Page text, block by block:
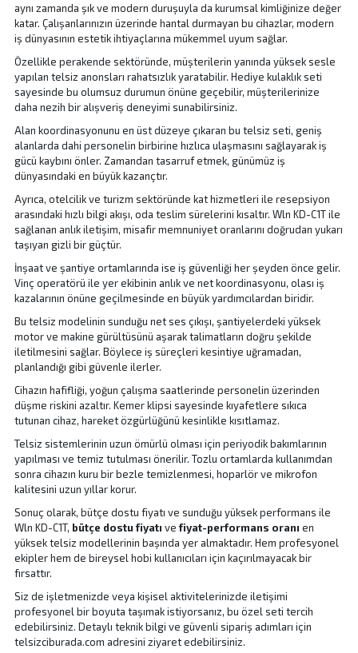
aynı zamanda şık ve modern duruşuyla da kurumsal kimliğinize değer
katar. Çalışanlarınızın üzerinde hantal durmayan bu cihazlar, modern
iş dünyasının estetik ihtiyaçlarına mükemmel uyum sağlar.
Özellikle perakende sektöründe, müşterilerin yanında yüksek sesle
yapılan telsiz anonsları rahatsızlık yaratabilir. Hediye kulaklık seti
sayesinde bu olumsuz durumun önüne geçebilir, müşterilerinize
daha nezih bir alışveriş deneyimi sunabilirsiniz.
Alan koordinasyonunu en üst düzeye çıkaran bu telsiz seti, geniş
alanlarda dahi personelin birbirine hızlıca ulaşmasını sağlayarak iş
gücü kaybını önler. Zamandan tasarruf etmek, günümüz iş
dünyasındaki en büyük kazançtır.
Ayrıca, otelcilik ve turizm sektöründe kat hizmetleri ile resepsiyon
arasındaki hızlı bilgi akışı, oda teslim sürelerini kısaltır. Wln KD-C1T ile
sağlanan anlık iletişim, misafir memnuniyet oranlarını doğrudan yukarı
taşıyan gizli bir güçtür.
İnşaat ve şantiye ortamlarında ise iş güvenliği her şeyden önce gelir.
Vinç operatörü ile yer ekibinin anlık ve net koordinasyonu, olası iş
kazalarının önüne geçilmesinde en büyük yardımcılardan biridir.
Bu telsiz modelinin sunduğu net ses çıkışı, şantiyelerdeki yüksek
motor ve makine gürültüsünü aşarak talimatların doğru şekilde
iletilmesini sağlar. Böylece iş süreçleri kesintiye uğramadan,
planlandığı gibi güvenle ilerler.
Cihazın hafifliği, yoğun çalışma saatlerinde personelin üzerinden
düşme riskini azaltır. Kemer klipsi sayesinde kıyafetlere sıkıca
tutunan cihaz, hareket özgürlüğünü kesinlikle kısıtlamaz.
Telsiz sistemlerinin uzun ömürlü olması için periyodik bakımlarının
yapılması ve temiz tutulması önerilir. Tozlu ortamlarda kullanımdan
sonra cihazın kuru bir bezle temizlenmesi, hoparlör ve mikrofon
kalitesini uzun yıllar korur.
Sonuç olarak, bütçe dostu fiyatı ve sunduğu yüksek performans ile
Wln KD-C1T, bütçe dostu fiyatı vefiyat-performans oranı en
yüksek telsiz modellerinin başında yer almaktadır. Hem profesyonel
ekipler hem de bireysel hobi kullanıcıları için kaçırılmayacak bir
fırsattır.
Siz de işletmenizde veya kişisel aktivitelerinizde iletişimi
profesyonel bir boyuta taşımak istiyorsanız, bu özel seti tercih
edebilirsiniz. Detaylı teknik bilgi ve güvenli sipariş adımları için
telsizciburada.com adresini ziyaret edebilirsiniz.